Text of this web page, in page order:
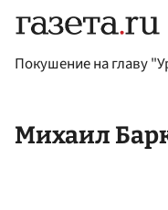
Покушение на главу
Михаил